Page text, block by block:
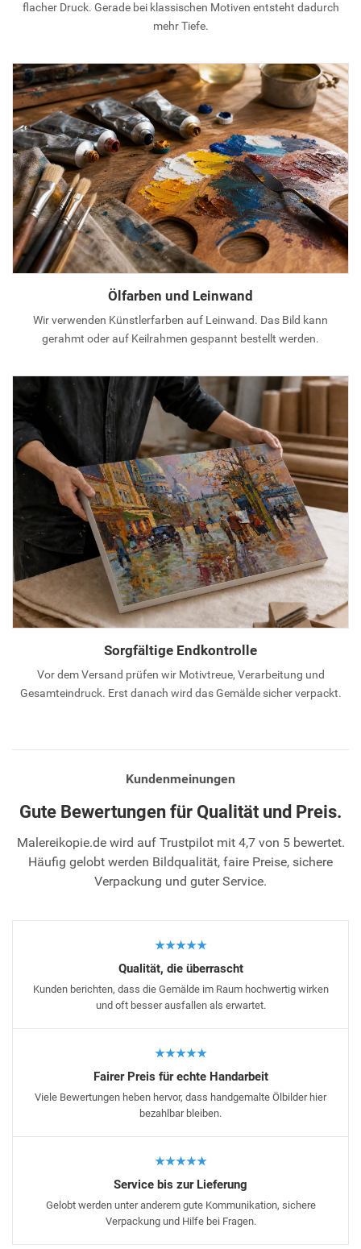
flacher Druck. Gerade bei klassischen Motiven entsteht dadurch
mehr Tiefe.
Ölfarben und Leinwand
Wir verwenden Künstlerfarben auf Leinwand. Das Bild kann
gerahmt oder auf Keilrahmen gespannt bestellt werden.
Sorgfältige Endkontrolle
Vor dem Versand prüfen wir Motivtreue, Verarbeitung und
Gesamteindruck. Erst danach wird das Gemälde sicher verpackt.
Kundenmeinungen
Gute Bewertungen für Qualität und Preis.
Malereikopie.de wird auf Trustpilot mit 4,7 von 5 bewertet.
Häufig gelobt werden Bildqualität, faire Preise, sichere
Verpackung und guter Service.
★★★★★
Qualität, die überrascht
Kunden berichten, dass die Gemälde im Raum hochwertig wirken
und oft besser ausfallen als erwartet.
★★★★★
Fairer Preis für echte Handarbeit
Viele Bewertungen heben hervor, dass handgemalte Ölbilder hier
bezahlbar bleiben.
★★★★★
Service bis zur Lieferung
Gelobt werden unter anderem gute Kommunikation, sichere
Verpackung und Hilfe bei Fragen.